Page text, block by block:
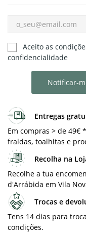
Aceito as
confidencialidade
Notificar-
Entregas
Em compras > de 49€
fraldas, toalhitas e
Recolha na
Recolhe a tua
d'Arrábida em Vila
Trocas e
Tens 14 dias para
condições.